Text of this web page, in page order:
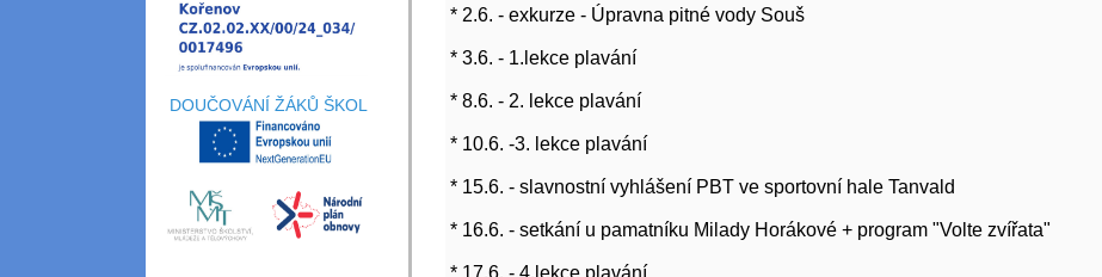
DOUČOVÁNÍ ŽÁKŮ ŠKOL
* 2.6. - exkurze - Úpravna pitné vody Souš
* 3.6. - 1.lekce plavání
* 8.6. - 2. lekce plavání
* 10.6. -3. lekce plavání
* 15.6. - slavnostní vyhlášení PBT ve sportovní hale Tanvald
* 16.6. - setkání u pamatníku Milady Horákové + program "Volte zvířata"
* 17.6. - 4.lekce plavání